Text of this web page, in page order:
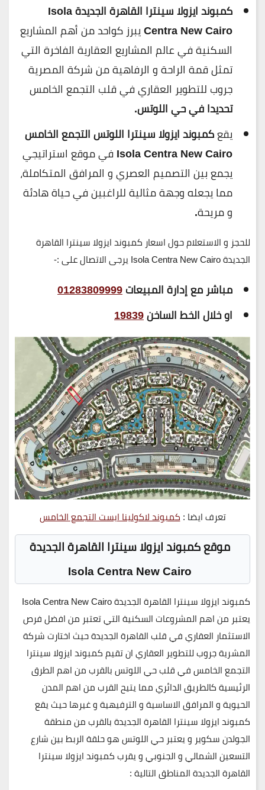
كمبوند ايزولا سينترا القاهرة الجديدة Isola
Centra New Cairoيبرز كواحد من أهم المشاريع
السكنية في عالم المشاريع العقارية الفاخرة التي
تمثل قمة الراحة و الرفاهية من شركة المصرية
جروب للتطوير العقاري في قلب التجمع الخامس
تحديدا في حي اللوتس.
يقعكمبوند ايزولا سينترا اللوتس التجمع الخامس
Isola Centra New Cairoفي موقع استراتيجي
يجمع بين التصميم العصري و المرافق المتكاملة،
مما يجعله وجهة مثالية للراغبين في حياة هادئة
و مريحة.
للحجز و الاستعلام حول اسعار كمبوند ايزولا سينترا القاهرة
الجديدة Isola Centra New Cairo يرجى الاتصال على :-
مباشر مع إدارة المبيعات01283809999
او خلال الخط الساخن19839
تعرف ايضا :كمبوند لاكولينا ايست التجمع الخامس
موقع كمبوند ايزولا سينترا القاهرة الجديدة
Isola Centra New Cairo
كمبوند ايزولا سينترا القاهرة الجديدة Isola Centra New Cairo
يعتبر من اهم المشروعات السكنية التي تعتبر من افضل فرص
الاستثمار العقاري في قلب القاهرة الجديدة حيث اختارت شركة
المشرية جروب للتطوير العقاري ان تقيم كمبوند ايزولا سينترا
التجمع الخامس في قلب حي اللوتس بالقرب من اهم الطرق
الرئيسية كالطريق الدائري مما يتيح القرب من اهم المدن
الحيوية و المرافق الاساسية و الترفيهية و غيرها حيث يقع
كمبوند ايزولا سينترا القاهرة الجديدة بالقرب من منطقة
الجولدن سكوير و يعتبر حي اللوتس هو حلقة الربط بينشارع
التسعين الشمالي و الجنوبيو يقرب كمبوند ايزولا سينترا
القاهرة الجديدة المناطق التالية :